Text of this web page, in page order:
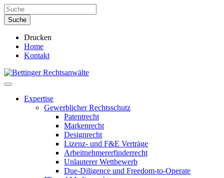
Drucken
Home
Kontakt
Expertise
Gewerblicher Rechtsschutz
Patentrecht
Markenrecht
Designrecht
Lizenz- und F&E Verträge
Arbeitnehmererfinderrecht
Unlauterer Wettbewerb
Due-Diligence und Freedom-to-Operate